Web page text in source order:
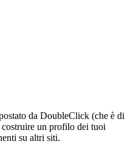
da DoubleClick (che è di
un profilo dei tuoi
su altri siti.